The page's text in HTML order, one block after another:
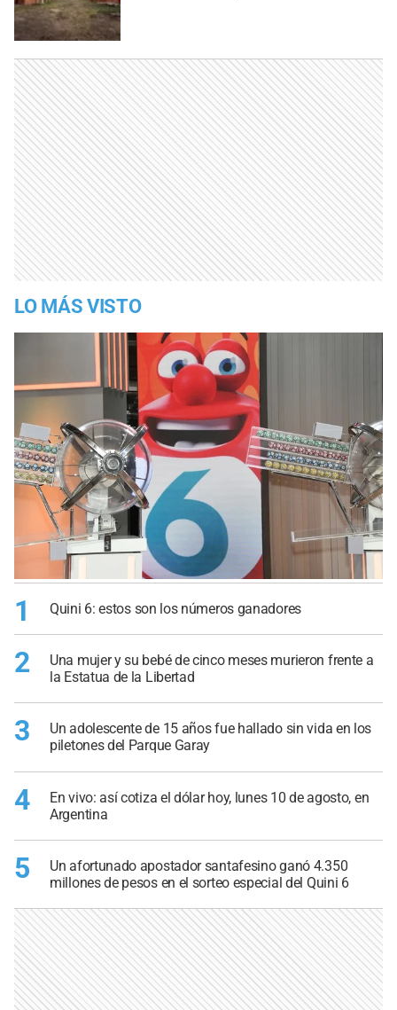
LO MÁS VISTO
1 Quini 6: estos son los números ganadores
2
Una mujer y su bebé de cinco meses murieron frente a
la Estatua de la Libertad
3
Un adolescente de 15 años fue hallado sin vida en los
piletones del Parque Garay
4
En vivo: así cotiza el dólar hoy, lunes 10 de agosto, en
Argentina
5
Un afortunado apostador santafesino ganó 4.350
millones de pesos en el sorteo especial del Quini 6